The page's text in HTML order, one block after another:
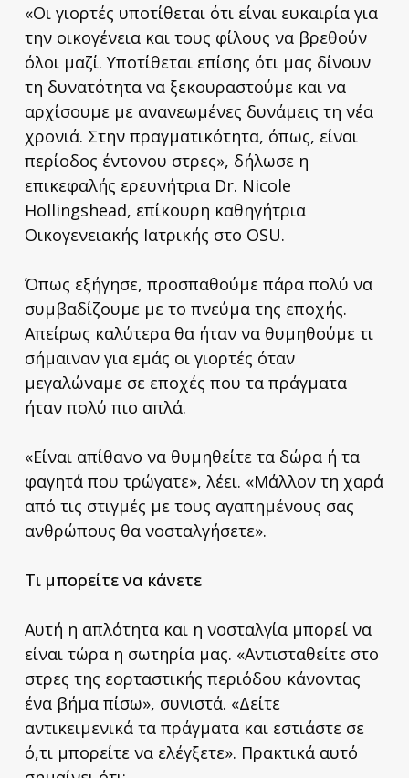
«Οι γιορτές υποτίθεται ότι είναι ευκαιρία για
την οικογένεια και τους φίλους να βρεθούν
όλοι μαζί. Υποτίθεται επίσης ότι μας δίνουν
τη δυνατότητα να ξεκουραστούμε και να
αρχίσουμε με ανανεωμένες δυνάμεις τη νέα
χρονιά. Στην πραγματικότητα, όπως, είναι
περίοδος έντονου στρες», δήλωσε η
επικεφαλής ερευνήτρια Dr. Nicole
Hollingshead, επίκουρη καθηγήτρια
Οικογενειακής Ιατρικής στο OSU.
Όπως εξήγησε, προσπαθούμε πάρα πολύ να
συμβαδίζουμε με το πνεύμα της εποχής.
Απείρως καλύτερα θα ήταν να θυμηθούμε τι
σήμαιναν για εμάς οι γιορτές όταν
μεγαλώναμε σε εποχές που τα πράγματα
ήταν πολύ πιο απλά.
«Είναι απίθανο να θυμηθείτε τα δώρα ή τα
φαγητά που τρώγατε», λέει. «Μάλλον τη χαρά
από τις στιγμές με τους αγαπημένους σας
ανθρώπους θα νοσταλγήσετε».
Τι μπορείτε να κάνετε
Αυτή η απλότητα και η νοσταλγία μπορεί να
είναι τώρα η σωτηρία μας. «Αντισταθείτε στο
στρες της εορταστικής περιόδου κάνοντας
ένα βήμα πίσω», συνιστά. «Δείτε
αντικειμενικά τα πράγματα και εστιάστε σε
ό,τι μπορείτε να ελέγξετε». Πρακτικά αυτό